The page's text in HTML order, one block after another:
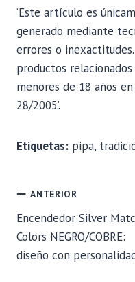
‘Este artículo es
generado mediante
errores o inexactitudes.
productos
menores de 18 años
28/2005’.
Etiquetas: pipa,
DE
ENTRADAS
ANTERIOR
Encendedor Silver
Colors NEGRO/COBRE:
diseño con